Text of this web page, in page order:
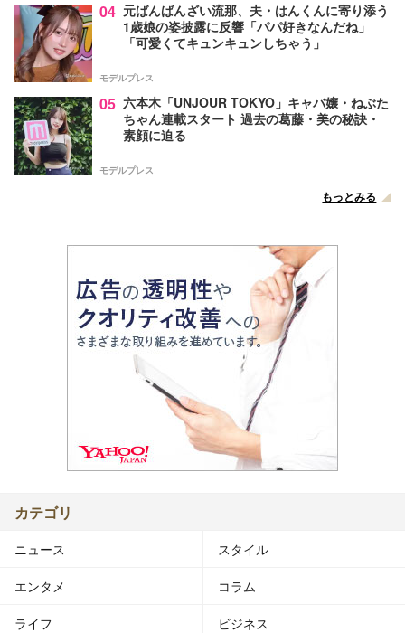
04 元ばんばんざい流那、夫・はんくんに寄り添う
1歳娘の姿披露に反響「パパ好きなんだね」
「可愛くてキュンキュンしちゃう」
モデルプレス
05 六本木「UNJOUR TOKYO」キャバ嬢・ねぶた
ちゃん連載スタート 過去の葛藤・美の秘訣・
素顔に迫る
モデルプレス
もっとみる
カテゴリ
ニュース スタイル
エンタメ コラム
ライフ ビジネス